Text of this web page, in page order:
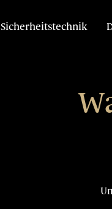
Sicherheitstechnik